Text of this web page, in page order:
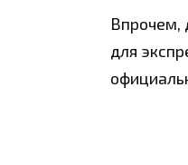
Впрочем,
для